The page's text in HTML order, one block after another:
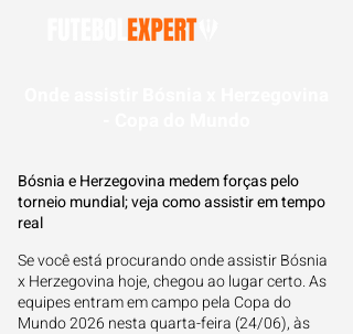
Bósnia e Herzegovina medem forças pelo
torneio mundial; veja como assistir em tempo
real
Se você está procurando onde assistir Bósnia
x Herzegovina hoje, chegou ao lugar certo. As
equipes entram em campo pela Copa do
Mundo 2026 nesta quarta-feira (24/06), às